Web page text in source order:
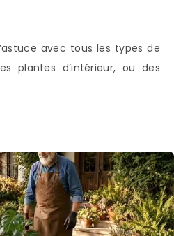
avec tous les types de
plantes d’intérieur, ou des